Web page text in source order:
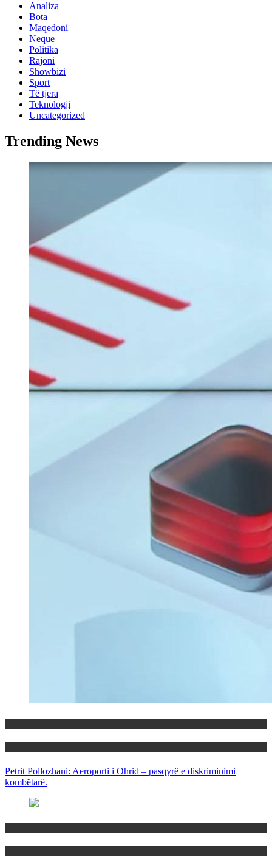
Analiza
Bota
Maqedoni
Neque
Politika
Rajoni
Showbizi
Sport
Të tjera
Teknologji
Uncategorized
Trending News
Petrit Pollozhani: Aeroporti i Ohrid – pasqyrë e diskriminimi
kombëtarë.